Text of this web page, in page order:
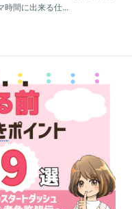
時間に出来る仕...